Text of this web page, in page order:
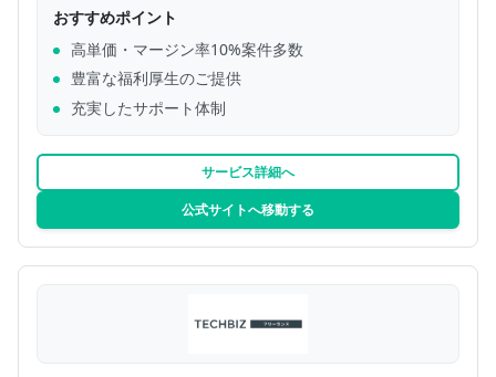
おすすめポイント
高単価・マージン率10%案件多数
豊富な福利厚生のご提供
充実したサポート体制
サービス詳細へ
公式サイトへ移動する